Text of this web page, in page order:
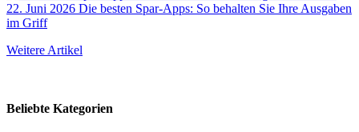
22. Juni 2026 Die besten Spar-Apps: So behalten Sie Ihre Ausgaben
im Griff
Weitere Artikel
Beliebte Kategorien